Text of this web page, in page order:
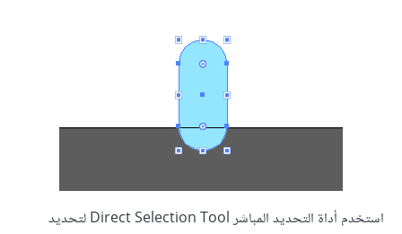
استخدم أداة التحديد المباشر Direct Selection Tool لتحديد